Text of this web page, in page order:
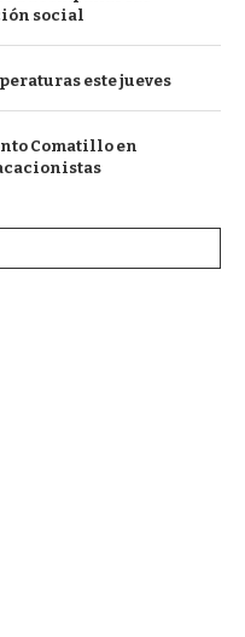
social
este jueves
Comatillo en